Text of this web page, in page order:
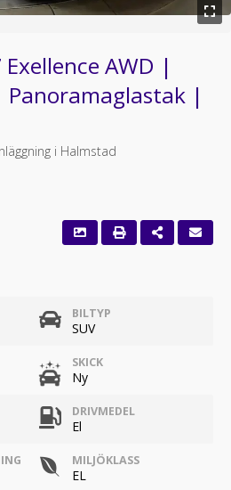
Exellence AWD |
Panoramaglastak |
i Halmstad
BILTYP
SUV
SKICK
Ny
DRIVMEDEL
El
MILJÖKLASS
EL